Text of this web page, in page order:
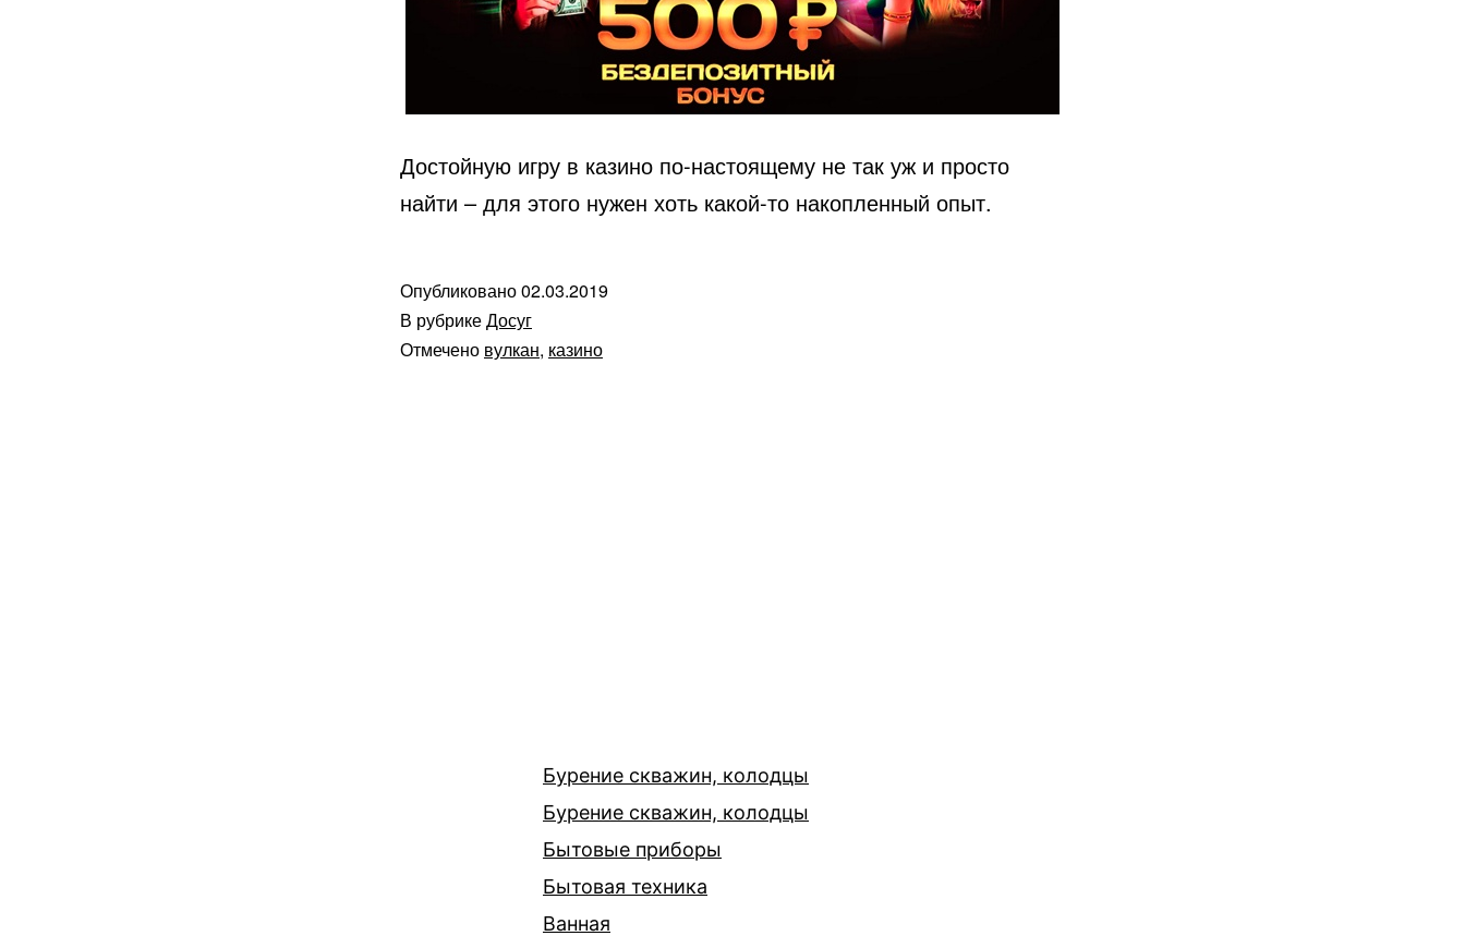
Достойную игру в казино по-настоящему не так уж и просто
найти – для этого нужен хоть какой-то накопленный опыт.
Опубликовано02.03.2019
В рубрикеДосуг
Отмечено вулкан, казино
Бурение скважин, колодцы
Бурение скважин, колодцы
Бытовые приборы
Бытовая техника
Ванная